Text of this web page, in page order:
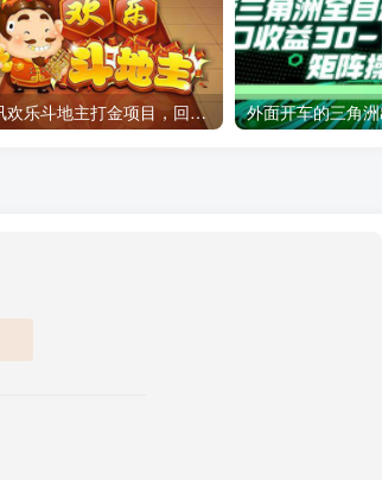
腾讯欢乐斗地主打金项目，回收欢乐豆 一台电脑日收益500+